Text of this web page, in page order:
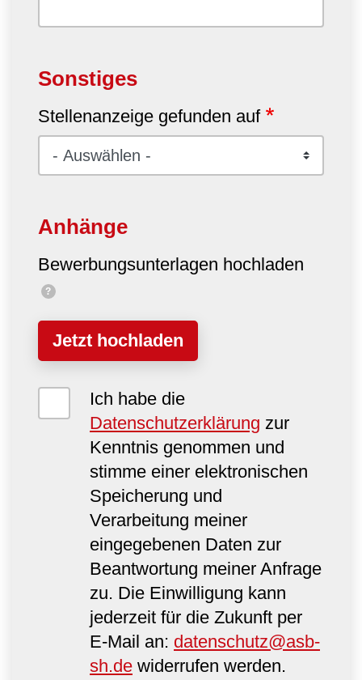
Sonstiges
Stellenanzeige gefunden auf
Anhänge
Bewerbungsunterlagen hochladen
?
Jetzt hochladen
Ich habe die
Datenschutzerklärung zur
Kenntnis genommen und
stimme einer elektronischen
Speicherung und
Verarbeitung meiner
eingegebenen Daten zur
Beantwortung meiner Anfrage
zu. Die Einwilligung kann
jederzeit für die Zukunft per
E-Mail an: datenschutz@asb-
sh.de widerrufen werden.